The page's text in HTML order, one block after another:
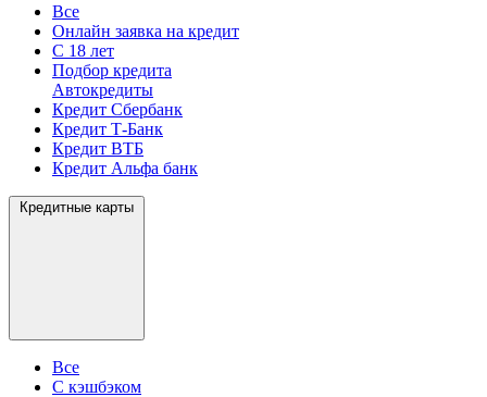
Все
Онлайн заявка на кредит
С 18 лет
Подбор кредита
Автокредиты
Кредит Сбербанк
Кредит Т-Банк
Кредит ВТБ
Кредит Альфа банк
Кредитные карты
Все
С кэшбэком